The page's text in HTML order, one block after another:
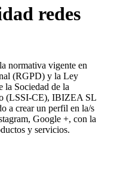
redes
normativa vigente en
(RGPD) y la Ley
la Sociedad de la
(LSSI-CE), IBIZEA SL
a crear un perfil en la/s
Google +, con la
y servicios.